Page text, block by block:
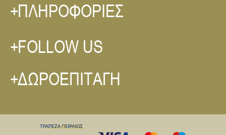
ΠΛΗΡΟΦΟΡΙΕΣ
FOLLOW US
ΔΩΡΟΕΠΙΤΑΓΗ